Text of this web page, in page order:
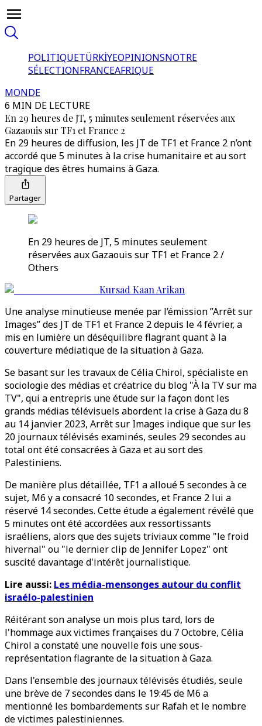
POLITIQUETÜRKİYEOPINIONSNOTRE
SÉLECTIONFRANCEAFRIQUE
MONDE
6 MIN DE LECTURE
En 29 heures de JT, 5 minutes seulement réservées aux
Gazaouis sur TF1 et France 2
En 29 heures de diffusion, les JT de TF1 et France 2 n’ont
accordé que 5 minutes à la crise humanitaire et au sort
tragique des êtres humains à Gaza.
Partager
En 29 heures de JT, 5 minutes seulement
réservées aux Gazaouis sur TF1 et France 2 /
Others
Kursad Kaan Arikan
Une analyse minutieuse menée par l’émission ”Arrêt sur
Images” des JT de TF1 et France 2 depuis le 4 février, a
mis en lumière un déséquilibre flagrant quant à la
couverture médiatique de la situation à Gaza.
Se basant sur les travaux de Célia Chirol, spécialiste en
sociologie des médias et créatrice du blog "À la TV sur ma
TV", qui a entrepris une étude sur la façon dont les
grands médias télévisuels abordent la crise à Gaza du 8
au 14 janvier 2023, Arrêt sur Images indique que sur les
20 journaux télévisés examinés, seules 29 secondes au
total ont été consacrées à Gaza et au sort des
Palestiniens.
De manière plus détaillée, TF1 a alloué 5 secondes à ce
sujet, M6 y a consacré 10 secondes, et France 2 lui a
réservé 14 secondes. Cette étude a également révélé que
5 minutes ont été accordées aux ressortissants
israéliens, alors que des sujets triviaux comme "le froid
hivernal" ou "le dernier clip de Jennifer Lopez" ont
suscité davantage d'intérêt journalistique.
Lire aussi: Les média-mensonges autour du conflit
israélo-palestinien
Réitérant son analyse un mois plus tard, lors de
l'hommage aux victimes françaises du 7 Octobre, Célia
Chirol a constaté une nouvelle fois une sous-
représentation flagrante de la situation à Gaza.
Dans l'ensemble des journaux télévisés étudiés, seule
une brève de 7 secondes dans le 19:45 de M6 a
mentionné les bombardements sur Rafah et le nombre
de victimes palestiniennes.